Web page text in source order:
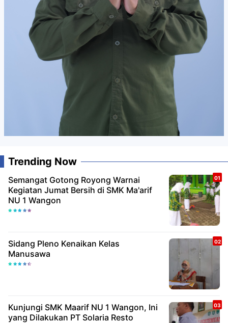
Trending Now
Semangat Gotong Royong Warnai
Kegiatan Jumat Bersih di SMK Ma'arif
NU 1 Wangon
Sidang Pleno Kenaikan Kelas
Manusawa
Kunjungi SMK Maarif NU 1 Wangon, Ini
yang Dilakukan PT Solaria Resto